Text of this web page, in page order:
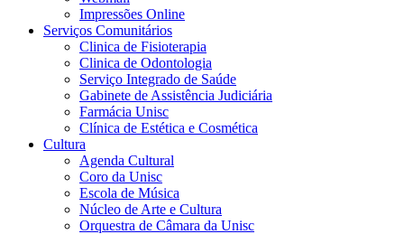
Impressões Online
Serviços Comunitários
Clinica de Fisioterapia
Clinica de Odontologia
Serviço Integrado de Saúde
Gabinete de Assistência Judiciária
Farmácia Unisc
Clínica de Estética e Cosmética
Cultura
Agenda Cultural
Coro da Unisc
Escola de Música
Núcleo de Arte e Cultura
Orquestra de Câmara da Unisc